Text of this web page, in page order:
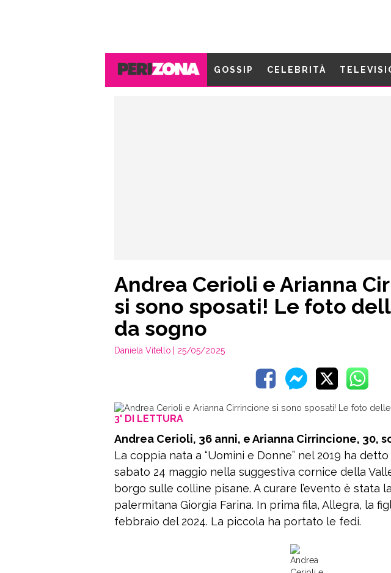
GOSSIP CELEBRITÀ
Andrea Cerioli e Arianna
si sono sposati! Le foto
da sogno
Daniela Vitello | 25/05/2025
3' DI LETTURA
Andrea Cerioli, 36 anni, e Arianna Cirrincione, 30,
La coppia nata a “Uomini e Donne” nel 2019 ha
sabato 24 maggio nella suggestiva cornice della
borgo sulle colline pisane. A curare l’evento è stata
palermitana Giorgia Farina. In prima fila, Allegra, la
febbraio del 2024. La piccola ha portato le fedi.
Andrea